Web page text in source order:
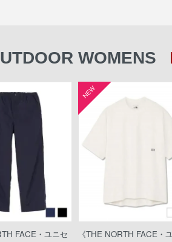
WOMENS
FACE・ユニセ
NEW
《THE NORTH FACE・